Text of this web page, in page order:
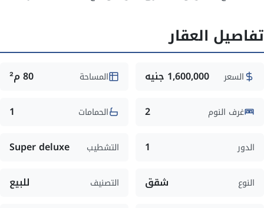
تفاصيل العقار
السعر 1,600,000 جنيه المساحة 80 م²
غرف النوم 2 الحمامات 1
الدور 1 التشطيب Super deluxe
النوع شقق التصنيف للبيع